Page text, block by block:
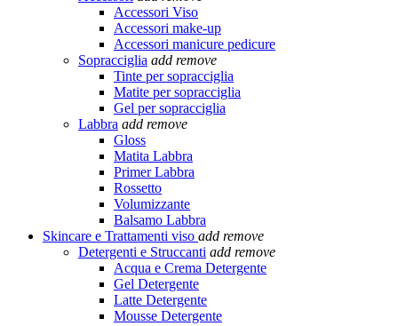
Accessori Viso
Accessori make-up
Accessori manicure pedicure
Sopracciglia add remove
Tinte per sopracciglia
Matite per sopracciglia
Gel per sopracciglia
Labbra add remove
Gloss
Matita Labbra
Primer Labbra
Rossetto
Volumizzante
Balsamo Labbra
Skincare e Trattamenti viso add remove
Detergenti e Struccanti add remove
Acqua e Crema Detergente
Gel Detergente
Latte Detergente
Mousse Detergente